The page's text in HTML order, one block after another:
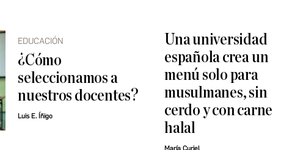
EDUCACIÓN
¿Cómo
seleccionamos a
nuestros docentes?
Luis E. Íñigo
Una universidad
española crea un
menú solo para
musulmanes, sin
cerdo y con carne
halal